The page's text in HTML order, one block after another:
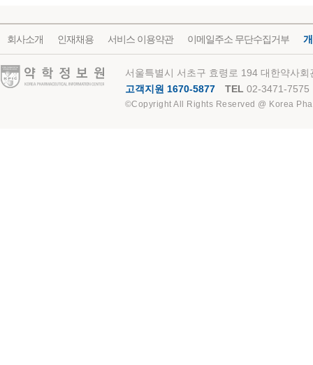
회사소개 인재채용 서비스 이용약관 이메일주소 무단수집거부
약학정보원
서울특별시 서초구 효령로 194 대한약사
고객지원 1670-5877
TEL 02-3471-7575
©Copyright All Rights Reserved @ Korea